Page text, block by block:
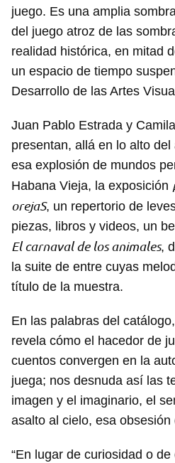
juego. Es una amplia
del juego atroz de las
realidad histórica, en mitad
un espacio de tiempo
Desarrollo de las Artes
Juan Pablo Estrada y
presentan, allá en lo alto
esa explosión de mundos
Habana Vieja, la exposición
orejaS, un repertorio de
piezas, libros y videos, un
El carnaval de los animales,
la suite de entre cuyas
título de la muestra.
En las palabras del
revela cómo el hacedor de
cuentos convergen en la
juega; nos desnuda así las
imagen y el imaginario, el
asalto al cielo, esa
“En lugar de curiosidad o